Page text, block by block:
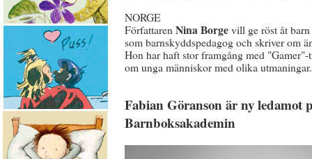
NORGE
Författaren Nina Borgevill ge röst åt
som barnskyddspedagog och skriver om
Hon har haft stor framgång med
om unga människor med olika utmaningar.
Fabian Göranson är ny ledamot
Barnboksakademin